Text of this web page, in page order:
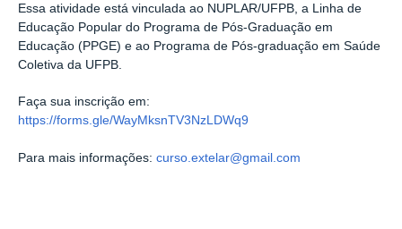
Essa atividade está vinculada ao NUPLAR/UFPB, a Linha de
Educação Popular do Programa de Pós-Graduação em
Educação (PPGE) e ao Programa de Pós-graduação em Saúde
Coletiva da UFPB.
Faça sua inscrição em:
https://forms.gle/WayMksnTV3NzLDWq9
Para mais informações: curso.extelar@gmail.com